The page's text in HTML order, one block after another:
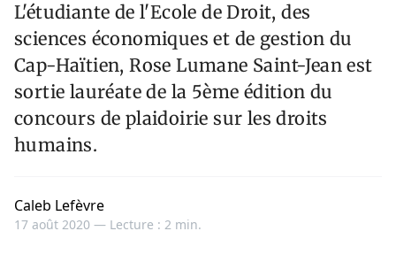
L'étudiante de l'Ecole de Droit, des
sciences économiques et de gestion du
Cap-Haïtien, Rose Lumane Saint-Jean est
sortie lauréate de la 5ème édition du
concours de plaidoirie sur les droits
humains.
Caleb Lefèvre
17 août 2020 — Lecture : 2 min.